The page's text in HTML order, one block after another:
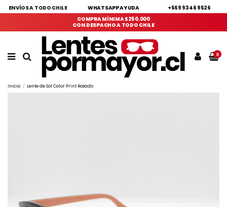
ENVÍOS A TODO CHILE WHATSAPP AYUDA
+569 9346 9526
COMPRA MÍNIMA $250.000
CON DESPACHO A TODO CHILE
0
Inicio Lente de Sol Color Print Rosado